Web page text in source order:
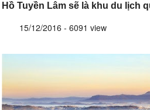
Hồ Tuyền Lâm sẽ là khu du lịch
15/12/2016 - 6091 view